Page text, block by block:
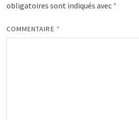
obligatoires sont indiqués avec *
COMMENTAIRE *